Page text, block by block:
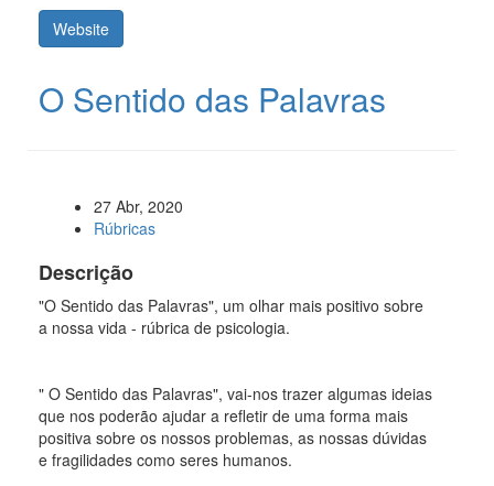
Website
O Sentido das Palavras
27 Abr, 2020
Rúbricas
Descrição
"O Sentido das Palavras", um olhar mais positivo sobre
a nossa vida - rúbrica de psicologia.
" O Sentido das Palavras", vai-nos trazer algumas ideias
que nos poderão ajudar a refletir de uma forma mais
positiva sobre os nossos problemas, as nossas dúvidas
e fragilidades como seres humanos.